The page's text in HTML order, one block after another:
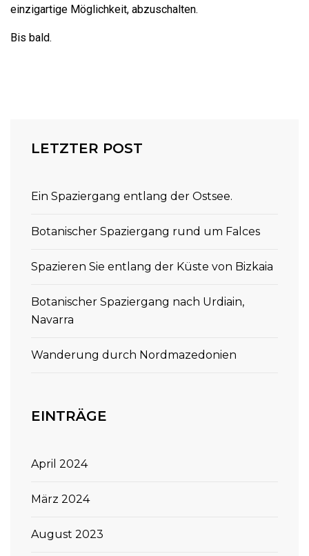
einzigartige Möglichkeit, abzuschalten.
Bis bald.
LETZTER POST
Ein Spaziergang entlang der Ostsee.
Botanischer Spaziergang rund um Falces
Spazieren Sie entlang der Küste von Bizkaia
Botanischer Spaziergang nach Urdiain,
Navarra
Wanderung durch Nordmazedonien
EINTRÄGE
April 2024
März 2024
August 2023